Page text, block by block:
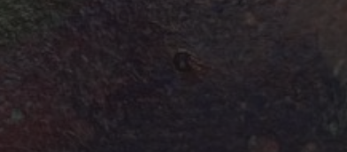
Plattform zur Marketing-
dieses Formulars
angegebenen Informationen
BEDINGUNGEN ZU.